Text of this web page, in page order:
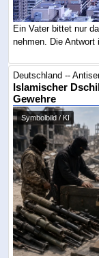
Ein Vater bittet nur
nehmen. Die Antwort
Deutschland --
Islamischer
Gewehre
Symbolbild / KI